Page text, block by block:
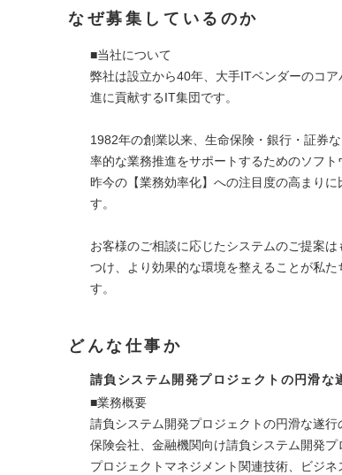
なぜ募集しているのか
■当社について
弊社は設立から40年、大手ITベンダーのコ
進に貢献するIT集団です。
1982年の創業以来、生命保険・銀行・証券
率的な業務推進をサポートするためのソフト
昨今の【業務効率化】への注目度の高まり
す。
お客様のご相談に応じたシステムのご提案
つけ、より効果的な環境を整えることが私
す。
どんな仕事か
請負システム開発プロジェクトの円滑な
■業務概要
請負システム開発プロジェクトの円滑な遂行
保険会社、金融機関向け請負システム開発プ
プロジェクトマネジメント関連技術、ビジ